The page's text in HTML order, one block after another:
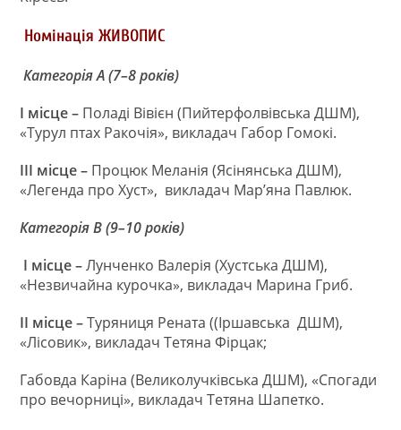
НомінаціяЖИВОПИС
Категорія А (7–8 років)
I місце – Поладі Вівієн (Пийтерфолвівська ДШМ),
«Турул птах Ракочія», викладач Габор Гомокі.
III місце – Процюк Меланія (Ясінянська ДШМ),
«Легенда про Хуст», викладач Мар’яна Павлюк.
Категорія В (9–10 років)
I місце –Лунченко Валерія (Хустська ДШМ),
«Незвичайна курочка», викладач Марина Гриб.
II місце –Туряниця Рената ((Іршавська ДШМ),
«Лісовик», викладач Тетяна Фірцак;
Габовда Каріна (Великолучківська ДШМ), «Спогади
про вечорниці», викладач Тетяна Шапетко.